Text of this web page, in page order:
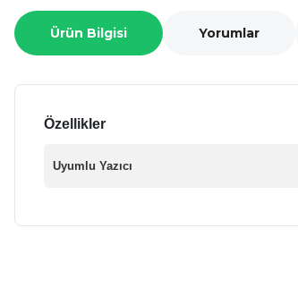
Ürün Bilgisi Yorumlar
Özellikler
Uyumlu Yazıcı